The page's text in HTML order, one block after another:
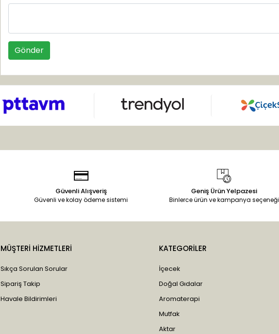
Gönder
Güvenli Alışveriş
Güvenli ve kolay ödeme sistemi
Geniş Ürün Yelpazesi
Binlerce ürün ve kampanya seçeneği
MÜŞTERİ HİZMETLERİ
Sıkça Sorulan Sorular
Sipariş Takip
Havale Bildirimleri
KATEGORİLER
İçecek
Doğal Gıdalar
Aromaterapi
Mutfak
Aktar